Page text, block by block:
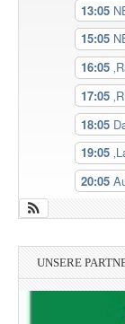
13:05
15:05
16:05
17:05
18:05
19:05
20:05
UNSERE